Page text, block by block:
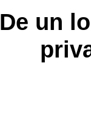
De un